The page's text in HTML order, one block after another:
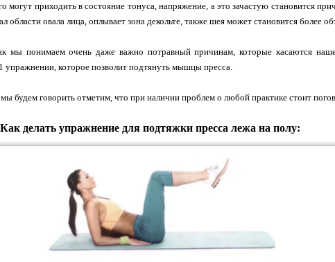
приходить в состояние тонуса, напряжение, а это зачастую становится
овала лица, оплывает зона декольте, также шея может становится более
мы понимаем очень даже важно потравный причинам, которые касаются
упражнении, которое позволит подтянуть мышцы пресса.
будем говорить отметим, что при наличии проблем о любой практике стоит
Как делать упражнение для подтяжки пресса лежа на полу: